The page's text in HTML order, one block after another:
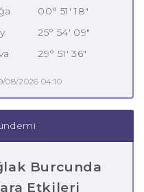
00° 51' 18"
25° 54' 09"
29° 51' 36"
08/2026 04:10
Burcunda
Etkileri